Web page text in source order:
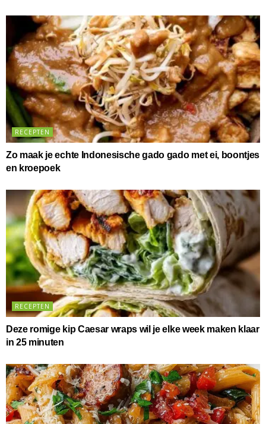
RECEPTEN
Zo maak je echte Indonesische gado gado met ei, boontjes
en kroepoek
RECEPTEN
Deze romige kip Caesar wraps wil je elke week maken klaar
in 25 minuten